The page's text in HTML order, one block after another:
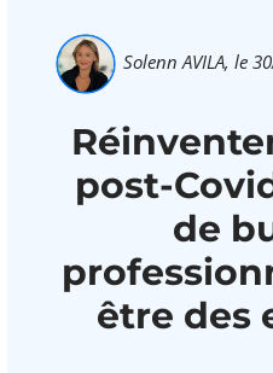
Solenn AVILA, le
post-
de
être des